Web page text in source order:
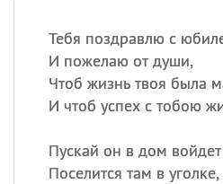
Тебя поздравлю с
И пожелаю от души,
Чтоб жизнь твоя была
И чтоб успех с тобою
Пускай он в дом
Поселится там в уголке,